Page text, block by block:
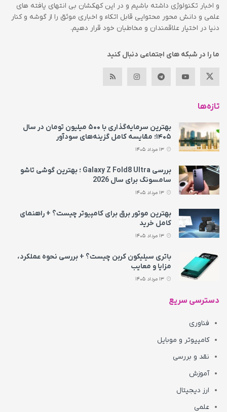
و اخبار تکنولوژی داشته باشیم و در این کهکشان بی انتهای یافته های
علمی و دانش محور محتوایی قابل اتکاء و اخباری موثق را از گوشه و کنار
دنیا در اختیار علاقمندان و مخاطبان خود قرار دهیم.
ما را در شبکه های اجتماعی دنبال کنید
تازه‌ها
بهترین سرمایه‌گذاری با ۵۰۰ میلیون تومان در سال
۱۴۰۵؛ مقایسه کامل گزینه‌های سودآور
بررسی Galaxy Z Fold8 Ultra ؛ بهترین گوشی تاشو
سامسونگ برای سال 2026
بهترین موتور برق برای کامپیوتر چیست؟ + راهنمای
کامل خرید
باتری سیلیکون کربن چیست؟ + بررسی نحوه عملکرد،
مزایا و معایب
دسترسی سریع
فناوری
کامپیوتر و موبایل
نقد و بررسی
آموزش
ارز دیجیتال
علمی